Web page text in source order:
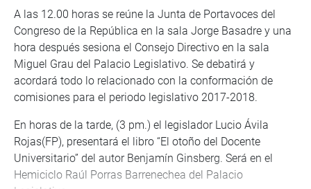
A las 12.00 horas se reúne la Junta de Portavoces del
Congreso de la República en la sala Jorge Basadre y una
hora después sesiona el Consejo Directivo en la sala
Miguel Grau del Palacio Legislativo. Se debatirá y
acordará todo lo relacionado con la conformación de
comisiones para el periodo legislativo 2017-2018.
En horas de la tarde, (3 pm.) el legislador Lucio Ávila
Rojas(FP), presentará el libro “El otoño del Docente
Universitario” del autor Benjamín Ginsberg. Será en el
Hemiciclo Raúl Porras Barrenechea del Palacio